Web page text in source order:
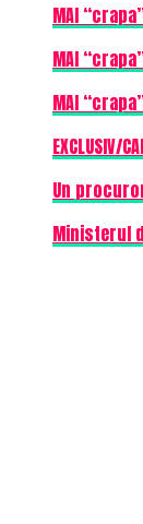
MAI
MAI
MAI
EXCLUSIV/
Un
Ministerul